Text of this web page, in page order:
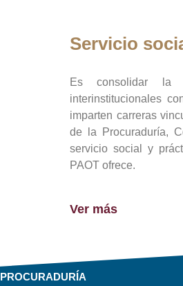
Servicio
Es consolidar la
interinstitucionales
imparten carreras
de la Procuraduría,
servicio social y
PAOT ofrece.
Ver más
PROCURADURÍA